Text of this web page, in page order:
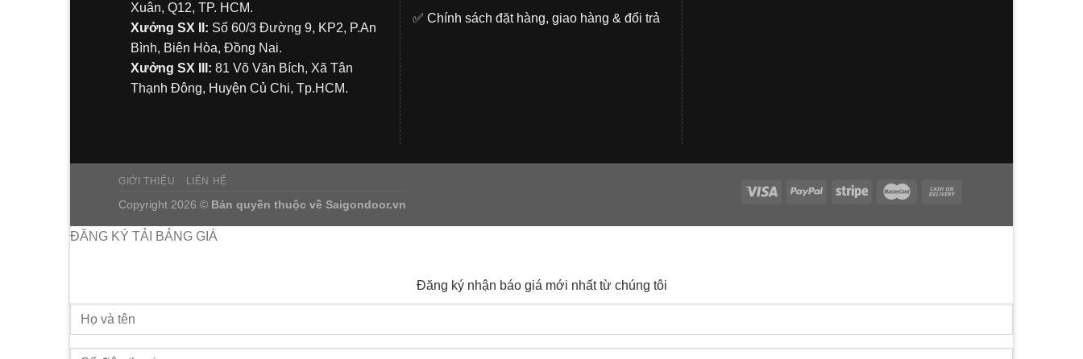
Xuân, Q12, TP. HCM.
Xưởng SX II: Số 60/3 Đường 9, KP2, P.An
Bình, Biên Hòa, Đồng Nai.
Xưởng SX III: 81 Võ Văn Bích, Xã Tân
Thạnh Đông, Huyện Củ Chi, Tp.HCM.
✅ Chính sách đặt hàng, giao hàng & đổi trả
GIỚI THIỆU LIÊN HỆ
Copyright 2026 © Bản quyền thuộc về Saigondoor.vn
ĐĂNG KÝ TẢI BẢNG GIÁ
Đăng ký nhận báo giá mới nhất từ chúng tôi